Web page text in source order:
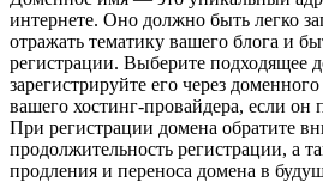
интернете. Оно должно быть легко
отражать тематику вашего блога и
регистрации. Выберите подходящее
зарегистрируйте его через
вашего хостинг-провайдера, если он
При регистрации домена обратите
продолжительность регистрации, а
продления и переноса домена в